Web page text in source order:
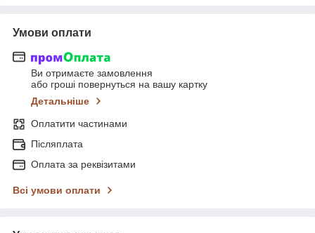
Умови оплати
Ви отримаєте замовлення
або гроші повернуться на вашу картку
Детальніше
Оплатити частинами
Післяплата
Оплата за реквізитами
Всі умови оплати